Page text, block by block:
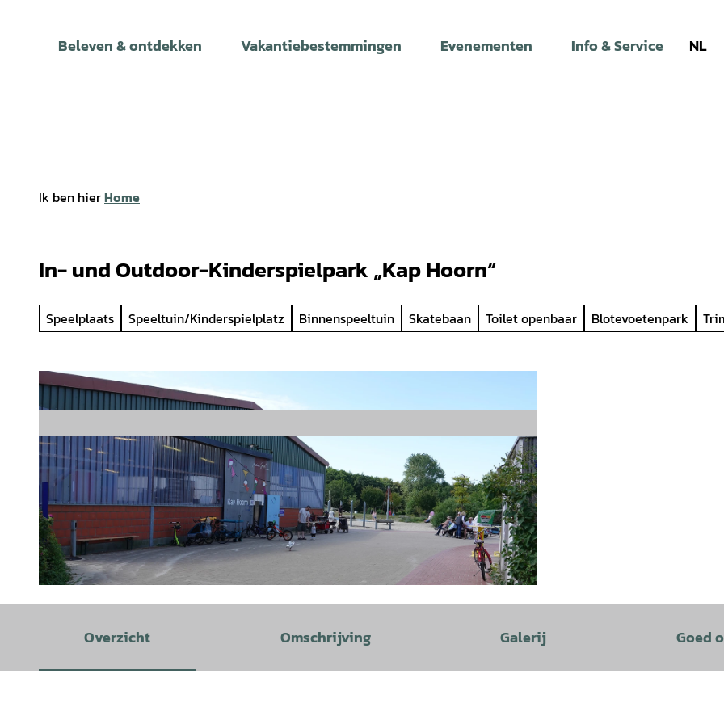
Beleven & ontdekken Vakantiebestemmingen Evenementen Info & Service NL
Ik ben hierHome
In- und Outdoor-Kinderspielpark „Kap Hoorn“
Speelplaats Speeltuin/Kinderspielplatz Binnenspeeltuin Skatebaan Toilet openbaar Blotevoetenpark
Overzicht Omschrijving Galerij Goed